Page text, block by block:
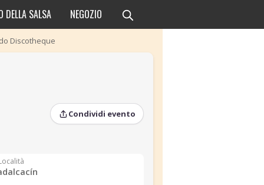
DELLA SALSA NEGOZIO
Discotheque
Condividi evento